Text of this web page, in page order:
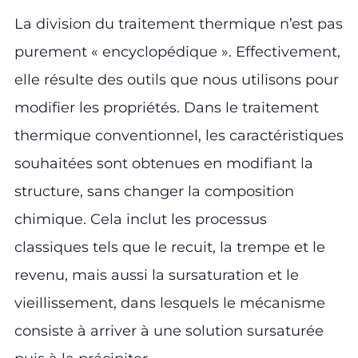
La division du traitement thermique n’est pas
purement « encyclopédique ». Effectivement,
elle résulte des outils que nous utilisons pour
modifier les propriétés. Dans le traitement
thermique conventionnel, les caractéristiques
souhaitées sont obtenues en modifiant la
structure, sans changer la composition
chimique. Cela inclut les processus
classiques tels que le recuit, la trempe et le
revenu, mais aussi la sursaturation et le
vieillissement, dans lesquels le mécanisme
consiste à arriver à une solution sursaturée